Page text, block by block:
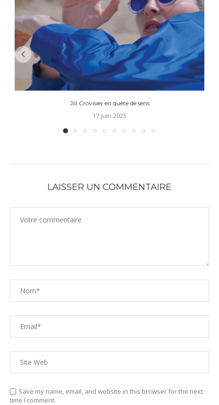
Jill Crovisier en quête de sens
17 juin 2025
LAISSER UN COMMENTAIRE
Save my name, email, and website in this browser for the next
time I comment.